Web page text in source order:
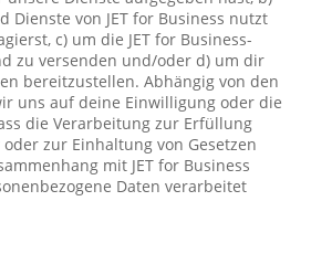
Dienste von JET for Business nutzt
c) um die JET for Business-
zu versenden und/oder d) um dir
bereitzustellen. Abhängig von den
uns auf deine Einwilligung oder die
die Verarbeitung zur Erfüllung
zur Einhaltung von Gesetzen
mit JET for Business
Daten verarbeitet